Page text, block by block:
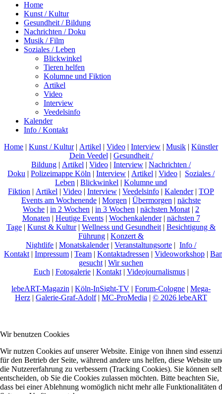
Home
Kunst / Kultur
Gesundheit / Bildung
Nachrichten / Doku
Musik / Film
Soziales / Leben
Blickwinkel
Tieren helfen
Kolumne und Fiktion
Artikel
Video
Interview
Veedelsinfo
Kalender
Info / Kontakt
Home | Kunst / Kultur| Artikel | Video | Interview | Musik | Künstler
Dein Veedel | Gesundheit /
Bildung | Artikel | Video | Interview | Nachrichten /
Doku | Polizeimappe Köln | Interview | Artikel | Video | Soziales /
Leben | Blickwinkel | Kolumne und
Fiktion | Artikel | Video | Interview | Veedelsinfo | Kalender| TOP
Events am Wochenende | Morgen | Übermorgen | nächste
Woche | in 2 Wochen | in 3 Wochen | nächsten Monat | 2
Monaten | Heutige Events| Wochenkalender| nächsten 7
Tage | Kunst & Kultur| Wellness und Gesundheit | Besichtigung &
Führung | Konzert &
Nightlife | Monatskalender| Veranstaltungsorte | Info /
Kontakt | Impressum | Team | Kontaktadressen | Videoworkshop |
gesucht | Wir suchen
Euch | Fotogalerie| Kontakt| Videojournalismus|
lebeART-Magazin | Köln-InSight-TV | Forum-Cologne | Mega-
Herz | Galerie-Graf-Adolf| MC-ProMedia | © 2026 lebeART
Wir benutzen Cookies
Wir nutzen Cookies auf unserer Website. Einige von ihnen sind
für den Betrieb der Seite, während andere uns helfen, diese Website
die Nutzererfahrung zu verbessern (Tracking Cookies). Sie können
entscheiden, ob Sie die Cookies zulassen möchten. Bitte beachten Sie,
dass bei einer Ablehnung womöglich nicht mehr alle Funktionalitäten